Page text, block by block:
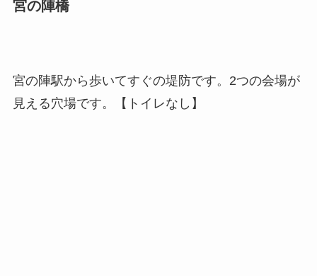
宮の陣橋
宮の陣駅から歩いてすぐの堤防です。2つの会場が
見える穴場です。【トイレなし】